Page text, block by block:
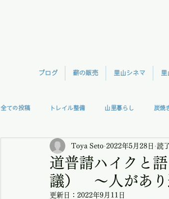
ブログ 薪の販売 里山シネマ
全ての投稿 トレイル整備 山里暮らし 炭焼
TreeClimb モモンガハウス
授業
道普請ハイクと
議） 〜人があり
Toya Seto 2022年5月28日 読
更新日： 2022年9月11日